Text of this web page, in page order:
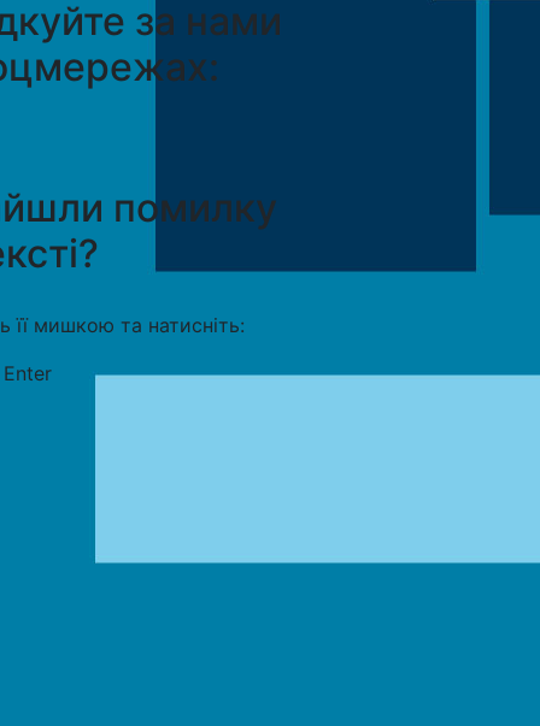
за нами
помилку
її мишкою та натисніть:
Enter